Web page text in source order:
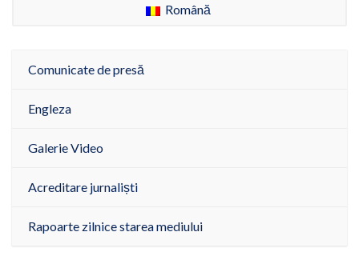
Română
Comunicate de presă
Engleza
Galerie Video
Acreditare jurnaliști
Rapoarte zilnice starea mediului